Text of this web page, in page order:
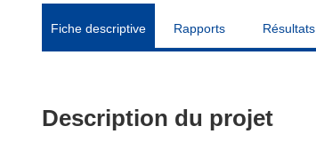
Fiche descriptive Rapports Résultats
Description du projet